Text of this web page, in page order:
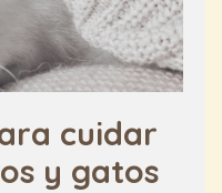
cuidar
y gatos